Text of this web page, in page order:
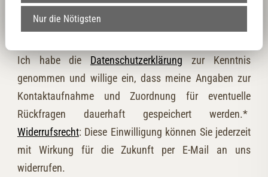
Ich habe die Datenschutzerklärung zur Kenntnis
genommen und willige ein, dass meine Angaben zur
Kontaktaufnahme und Zuordnung für eventuelle
Rückfragen dauerhaft gespeichert werden.*
Widerrufsrecht: Diese Einwilligung können Sie jederzeit
mit Wirkung für die Zukunft per E-Mail an uns
widerrufen.
Nur die Nötigsten